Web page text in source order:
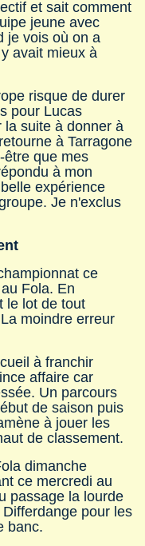
et sait comment
jeune avec
je vois où on a
avait mieux à
risque de durer
pour Lucas
la suite à donner à
à Tarragone
être que mes
à mon
expérience
Je n'exclus
ce
Fola. En
le lot de tout
moindre erreur
à franchir
affaire car
Un parcours
de saison puis
à jouer les
de classement.
dimanche
ce mercredi au
passage la lourde
pour les
banc.